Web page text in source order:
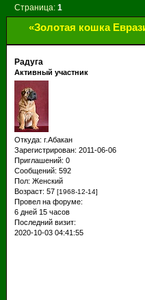
«Золотая кошка
Страница:1
Радуга
Активный участник
Откуда: г.Абакан
Зарегистрирован: 2011-06-06
Приглашений: 0
Сообщений: 592
Пол: Женский
Возраст: 57 [1968-12-14]
Провел на форуме:
6 дней 15 часов
Последний визит:
2020-10-03 04:41:55